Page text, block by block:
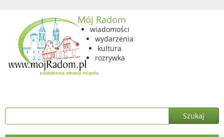
Mój Radom
wiadomości
wydarzenia
kultura
rozrywka